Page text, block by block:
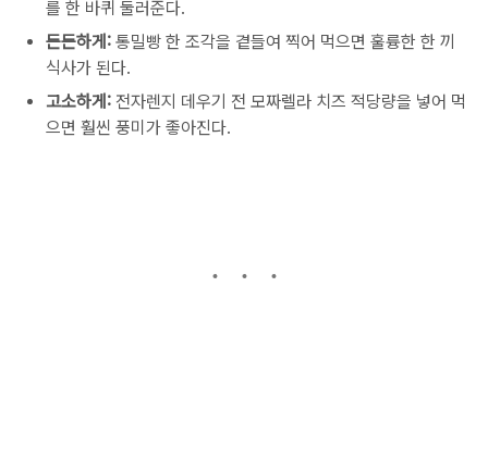
를 한 바퀴 둘러준다.
든든하게: 통밀빵 한 조각을 곁들여 찍어 먹으면 훌륭한 한 끼
식사가 된다.
고소하게: 전자렌지 데우기 전 모짜렐라 치즈 적당량을 넣어 먹
으면 훨씬 풍미가 좋아진다.